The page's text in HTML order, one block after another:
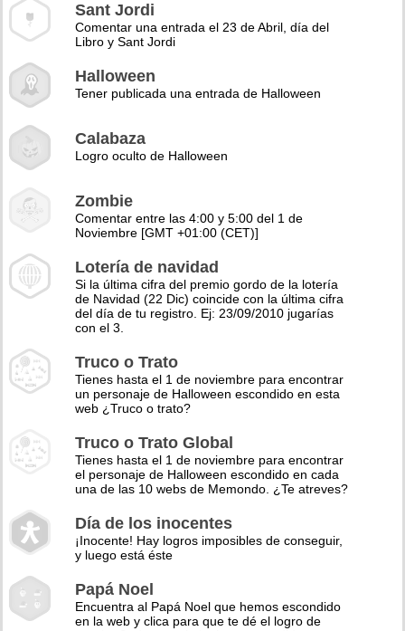
Sant Jordi
Comentar una entrada el 23 de Abril, día del
Libro y Sant Jordi
Halloween
Tener publicada una entrada de Halloween
Calabaza
Logro oculto de Halloween
Zombie
Comentar entre las 4:00 y 5:00 del 1 de
Noviembre [GMT +01:00 (CET)]
Lotería de navidad
Si la última cifra del premio gordo de la lotería
de Navidad (22 Dic) coincide con la última cifra
del día de tu registro. Ej: 23/09/2010 jugarías
con el 3.
Truco o Trato
Tienes hasta el 1 de noviembre para encontrar
un personaje de Halloween escondido en esta
web ¿Truco o trato?
Truco o Trato Global
Tienes hasta el 1 de noviembre para encontrar
el personaje de Halloween escondido en cada
una de las 10 webs de Memondo. ¿Te atreves?
Día de los inocentes
¡Inocente! Hay logros imposibles de conseguir,
y luego está éste
Papá Noel
Encuentra al Papá Noel que hemos escondido
en la web y clica para que te dé el logro de